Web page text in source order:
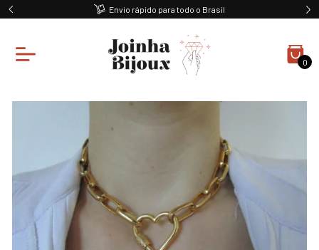
Envio rápido para todo o Brasil
0